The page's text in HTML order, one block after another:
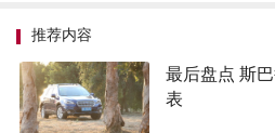
推荐内容
最后盘点 斯
表